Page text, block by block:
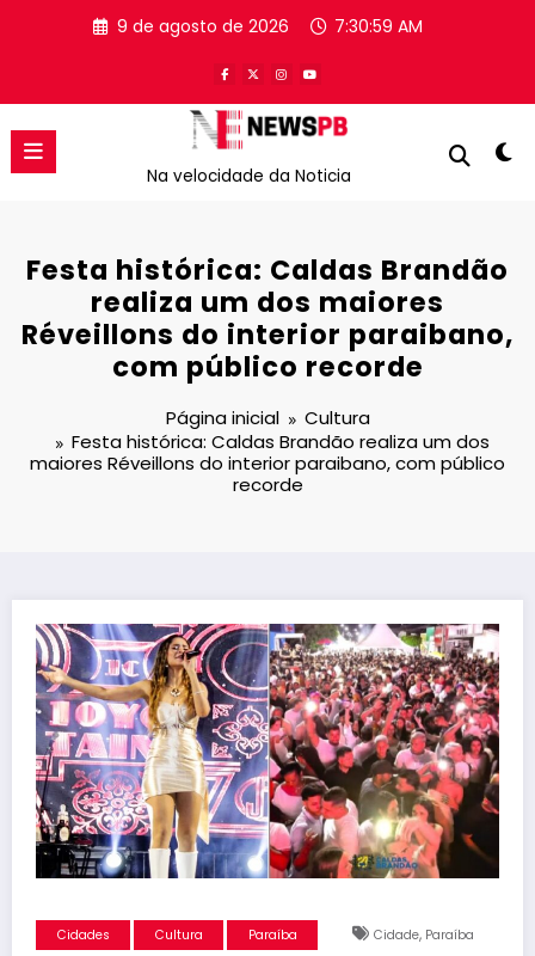
9 de agosto de 2026 7:31:01 AM
Na velocidade da Noticia
Festa histórica: Caldas Brandão
realiza um dos maiores
Réveillons do interior paraibano,
com público recorde
Página inicial
Cultura
Festa histórica: Caldas Brandão realiza um dos
maiores Réveillons do interior paraibano, com público
recorde
Cidades Cultura Paraíba Cidade, Paraíba